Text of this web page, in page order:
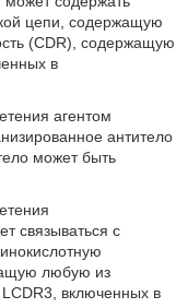
цепи, содержащую
(CDR), содержащую
в
агентом
антитело
может быть
связываться с
любую из
включенных в